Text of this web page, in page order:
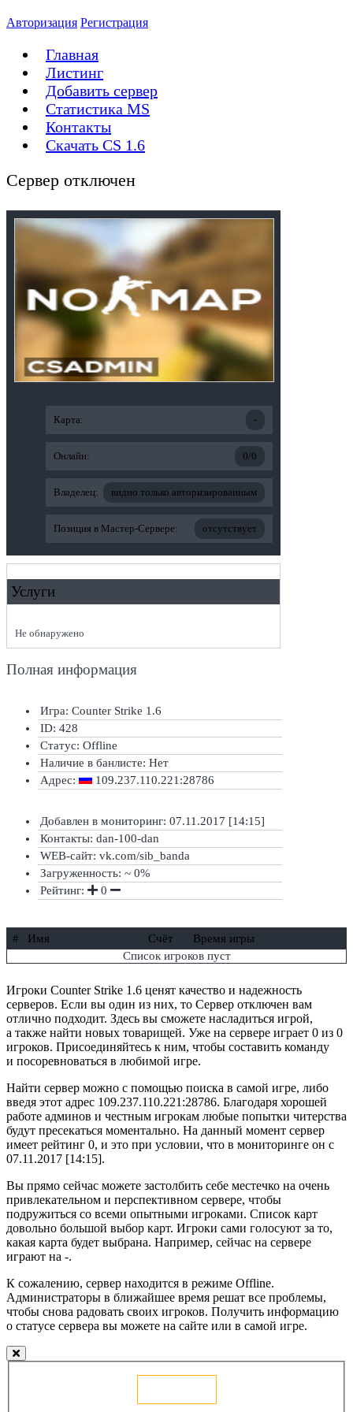
Авторизация Регистрация
Главная
Листинг
Добавить сервер
Статистика MS
Контакты
Скачать CS 1.6
Сервер отключен
Карта: -
Онлайн: 0/0
Владелец: видно только авторизированным
Позиция в Мастер-Сервере: отсутствует
Услуги
Не обнаружено
Полная информация
Игра: Counter Strike 1.6
ID: 428
Статус: Offline
Наличие в банлисте: Нет
Адрес:
109.237.110.221:28786
Добавлен в мониторинг: 07.11.2017 [14:15]
Контакты: dan-100-dan
WEB-сайт: vk.com/sib_banda
Загруженность: ~ 0%
Рейтинг:
0
# Имя Счёт
Время игры
Список игроков пуст
Игроки Counter Strike 1.6 ценят качество и надежность
серверов. Если вы один из них, то Сервер отключен вам
отлично подходит. Здесь вы сможете насладиться игрой,
а также найти новых товарищей. Уже на сервере играет 0 из 0
игроков. Присоединяйтесь к ним, чтобы составить команду
и посоревноваться в любимой игре.
Найти сервер можно с помощью поиска в самой игре, либо
введя этот адрес 109.237.110.221:28786. Благодаря хорошей
работе админов и честным игрокам любые попытки читерства
будут пресекаться моментально. На данный момент сервер
имеет рейтинг 0, и это при условии, что в мониторинге он с
07.11.2017 [14:15].
Вы прямо сейчас можете застолбить себе местечко на очень
привлекательном и перспективном сервере, чтобы
подружиться со всеми опытными игроками. Список карт
довольно большой выбор карт. Игроки сами голосуют за то,
какая карта будет выбрана. Например, сейчас на сервере
играют на -.
К сожалению, сервер находится в режиме Offline.
Администраторы в ближайшее время решат все проблемы,
чтобы снова радовать своих игроков. Получить информацию
о статусе сервера вы можете на сайте или в самой игре.